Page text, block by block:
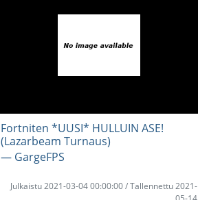
Fortniten *UUSI* HULLUIN ASE!
(Lazarbeam Turnaus)
― GargeFPS
Julkaistu 2021-03-04 00:00:00 / Tallennettu 2021-